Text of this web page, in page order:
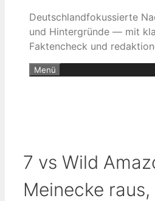
Deutschlandfokussierte
und Hintergründe — mit
Faktencheck und
Menü
7 vs Wild
Meinecke raus,